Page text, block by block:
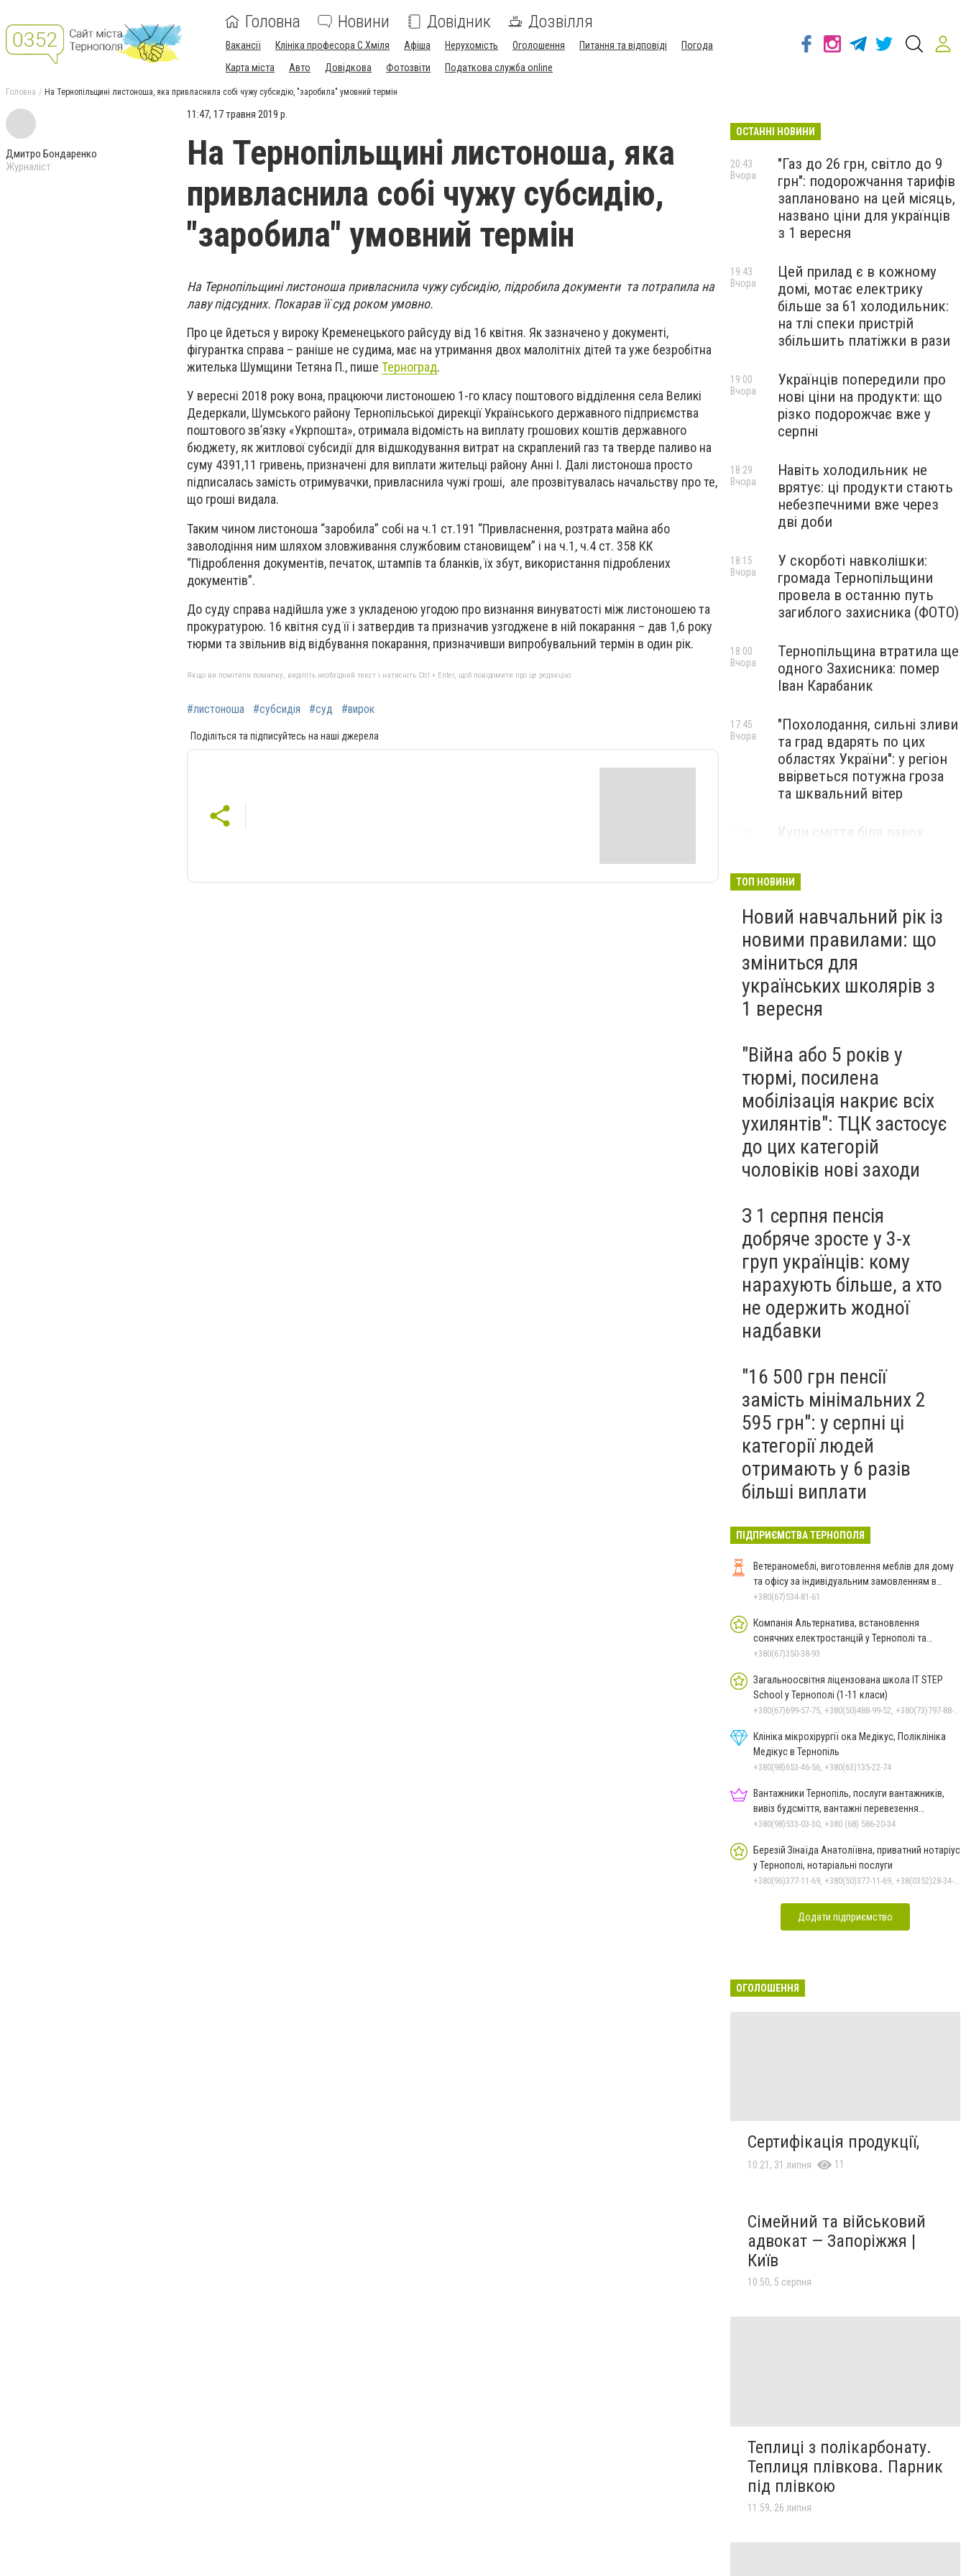
Головна Новини Довідник Дозвілля
Вакансії Клініка професора С.Хміля Афіша Нерухомість Оголошення Питання та відповіді
Погода
Карта міста
Авто Довідкова Фотозвіти Податкова служба online
Головна На Тернопільщині листоноша, яка привласнила собі чужу субсидію, "заробила" умовний термін
Дмитро Бондаренко
Журналіст
11:47, 17 травня 2019 р.
На Тернопільщині листоноша, яка
привласнила собі чужу субсидію,
"заробила" умовний термін
На Тернопільщині листоноша привласнила чужу субсидію, підробила документи та потрапила на
лаву підсудних. Покарав її суд роком умовно.
Про це йдеться у вироку Кременецького райсуду від 16 квітня. Як зазначено у документі,
фігурантка справа – раніше не судима, має на утримання двох малолітніх дітей та уже безробітна
жителька Шумщини Тетяна П., пише Терноград.
У вересні 2018 року вона, працюючи листоношею 1-го класу поштового відділення села Великі
Дедеркали, Шумського району Тернопільської дирекції Українського державного підприємства
поштового зв’язку «Укрпошта», отримала відомість на виплату грошових коштів державного
бюджету, як житлової субсидії для відшкодування витрат на скраплений газ та тверде паливо на
суму 4391,11 гривень, призначені для виплати жительці району Анні І. Далі листоноша просто
підписалась замість отримувачки, привласнила чужі гроші, але прозвітувалась начальству про те,
що гроші видала.
Таким чином листоноша “заробила” собі на ч.1 ст.191 “Привласнення, розтрата майна або
заволодіння ним шляхом зловживання службовим становищем” і на ч.1, ч.4 ст. 358 КК
“Підроблення документів, печаток, штампів та бланків, їх збут, використання підроблених
документів”.
До суду справа надійшла уже з укладеною угодою про визнання винуватості між листоношею та
прокуратурою. 16 квітня суд її і затвердив та призначив узгоджене в ній покарання – дав 1,6 року
тюрми та звільнив від відбування покарання, призначивши випробувальний термін в один рік.
Якщо ви помітили помилку, виділіть необхідний текст і натисніть Ctrl + Enter, щоб повідомити про це редакцію
#листоноша #субсидія #суд #вирок
Поділіться та підписуйтесь на наші джерела
ОСТАННІ НОВИНИ
"Газ до 26 грн, світло до 9
грн": подорожчання тарифів
заплановано на цей місяць,
названо ціни для українців
з 1 вересня
20:43
Вчора
Цей прилад є в кожному
домі, мотає електрику
більше за 61 холодильник:
на тлі спеки пристрій
збільшить платіжки в рази
19:43
Вчора
Українців попередили про
нові ціни на продукти: що
різко подорожчає вже у
серпні
19:00
Вчора
Навіть холодильник не
врятує: ці продукти стають
небезпечними вже через
дві доби
18:29
Вчора
У скорботі навколішки:
громада Тернопільщини
провела в останню путь
загиблого захисника (ФОТО)
18:15
Вчора
Тернопільщина втратила ще
одного Захисника: помер
Іван Карабаник
18:00
Вчора
"Похолодання, сильні зливи
та град вдарять по цих
областях України": у регіон
ввірветься потужна гроза
та шквальний вітер
17:45
Вчора
Купи сміття біля лавок:
побаченого у парку (ВІДЕО)
ТОП НОВИНИ
Новий навчальний рік із
новими правилами: що
зміниться для
українських школярів з
1 вересня
"Війна або 5 років у
тюрмі, посилена
мобілізація накриє всіх
ухилянтів": ТЦК застосує
до цих категорій
чоловіків нові заходи
З 1 серпня пенсія
добряче зросте у 3-х
груп українців: кому
нарахують більше, а хто
не одержить жодної
надбавки
"16 500 грн пенсії
замість мінімальних 2
595 грн": у серпні ці
категорії людей
отримають у 6 разів
більші виплати
ПІДПРИЄМСТВА ТЕРНОПОЛЯ
Ветераномеблі, виготовлення меблів для дому
та офісу за індивідуальним замовленням в
Тернополі
+380(67)534-81-61
Компанія Альтернатива, встановлення
сонячних електростанцій у Тернополі та
області
+380(67)350-38-93
Загальноосвітня ліцензована школа IT STEP
School у Тернополі (1-11 класи)
+380(67)699-57-75, +380(50)488-99-52, +380(73)797-88-98
Клініка мікрохірургії ока Медікус, Поліклініка
Медікус в Тернопіль
+380(98)653-46-56, +380(63)135-22-74
Вантажники Тернопіль, послуги вантажників,
вивіз будсміття, вантажні перевезення
Тернопіль
+380(98)533-03-30, +380 (68) 586-20-34
Березій Зінаїда Анатоліївна, приватний нотаріус
у Тернополі, нотаріальні послуги
+380(96)377-11-69, +380(50)377-11-69, +38(0352)28-34-20
Додати підприємство
ОГОЛОШЕННЯ
Сертифікація продукції,
10:21, 31 липня 11
Сімейний та військовий
адвокат — Запоріжжя |
Київ
10:50, 5 серпня
Теплиці з полікарбонату.
Теплиця плівкова. Парник
під плівкою
11:59, 26 липня